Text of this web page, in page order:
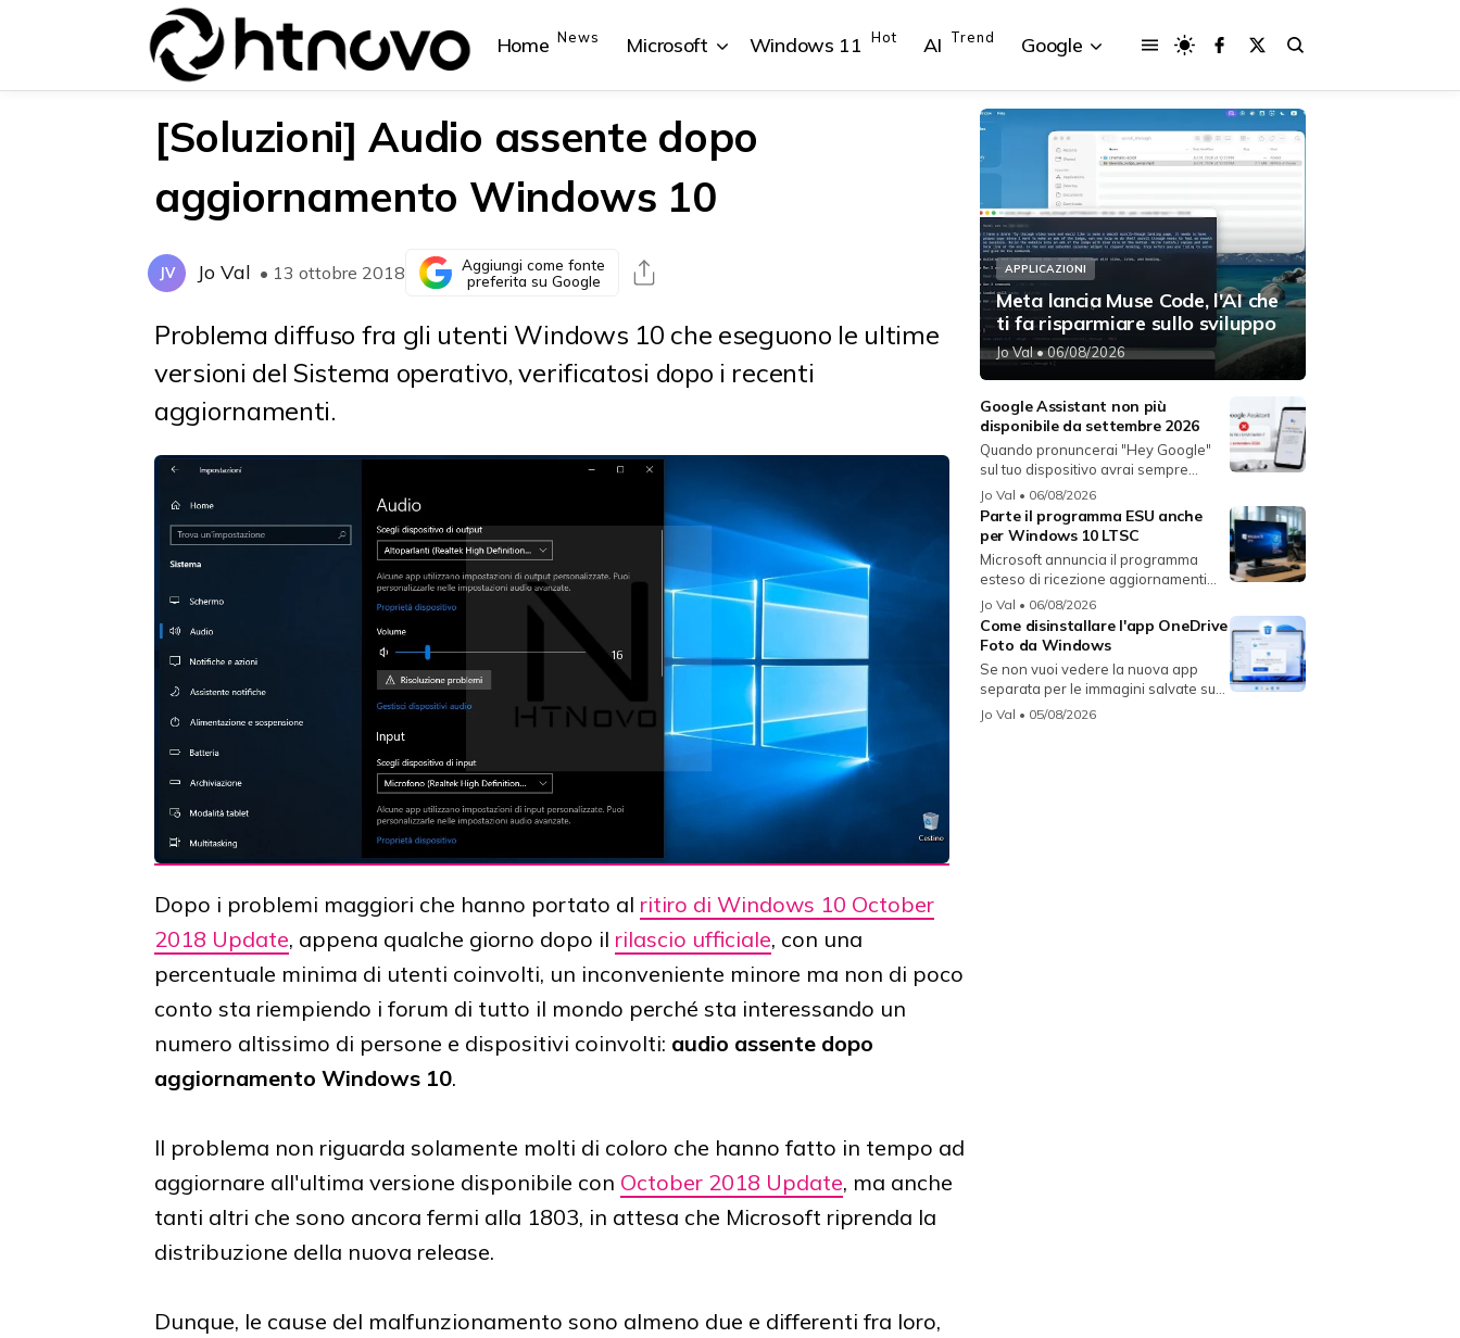
Home News Microsoft
{{POSTS[0].LABEL}} {{POSTS[1].LABEL}} {{POSTS[3].LABEL}}
{{posts[3].title}}
Windows 11 Hot AI Trend Google
{{POSTS[0].LABEL}} {{POSTS[1].LABEL}} {{POSTS[3].LABEL}}
{{posts[3].title}}
[Soluzioni] Audio assente dopo
aggiornamento Windows 10
JV Jo Val • 13 ottobre 2018
Aggiungi come fonte
preferita su Google
Problema diffuso fra gli utenti Windows 10 che eseguono le ultime
versioni del Sistema operativo, verificatosi dopo i recenti
aggiornamenti.
Dopo i problemi maggiori che hanno portato al ritiro di Windows 10 October
2018 Update, appena qualche giorno dopo il rilascio ufficiale, con una
percentuale minima di utenti coinvolti, un inconveniente minore ma non di poco
conto sta riempiendo i forum di tutto il mondo perché sta interessando un
numero altissimo di persone e dispositivi coinvolti: audio assente dopo
aggiornamento Windows 10.
Il problema non riguarda solamente molti di coloro che hanno fatto in tempo ad
aggiornare all'ultima versione disponibile con October 2018 Update, ma anche
tanti altri che sono ancora fermi alla 1803, in attesa che Microsoft riprenda la
distribuzione della nuova release.
Dunque, le cause del malfunzionamento sono almeno due e differenti fra loro,
APPLICAZIONI
Meta lancia Muse Code, l'AI che
ti fa risparmiare sullo sviluppo
Jo Val• 06/08/2026
Google Assistant non più
disponibile da settembre 2026
Quando pronuncerai "Hey Google"
sul tuo dispositivo avrai sempre
Gemin...
Jo Val • 06/08/2026
Parte il programma ESU anche
per Windows 10 LTSC
Microsoft annuncia il programma
esteso di ricezione aggiornamenti
per...
Jo Val • 06/08/2026
Come disinstallare l'app OneDrive
Foto da Windows
Se non vuoi vedere la nuova app
separata per le immagini salvate su
On...
Jo Val • 05/08/2026